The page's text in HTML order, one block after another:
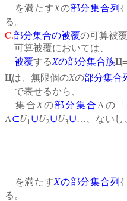
を満たすXの部分集合列 {
る。
C.部分集合の被覆の可算被
可算被覆においては、
被覆するXの部分集合族Ц
Цは、無限個のXの部分集合
で表せるから、
集合 Xの部分集合 A の「
A⊂U1∪U2∪U3∪…、ない
を満たすXの部分集合列 {
る。